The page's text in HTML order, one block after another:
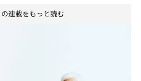
の連載をもっと読む